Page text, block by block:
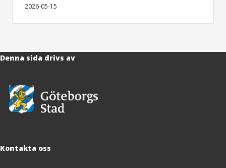
2026-05-15
Denna sida drivs av
Kontakta oss